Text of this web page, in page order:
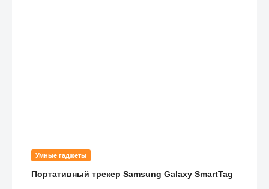
Умные гаджеты
Портативный трекер Samsung Galaxy SmartTag